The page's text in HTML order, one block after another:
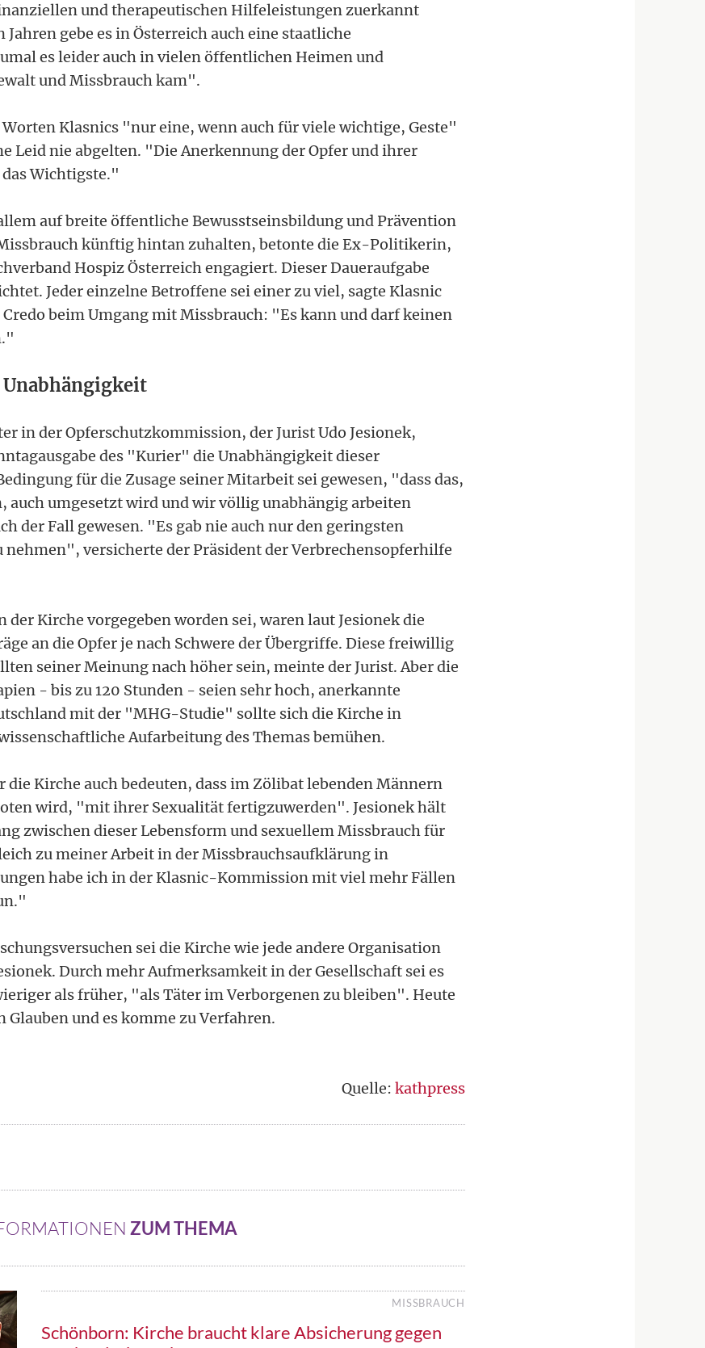
und therapeutischen Hilfeleistungen zuerkannt
gebe es in Österreich auch eine staatliche
es leider auch in vielen öffentlichen Heimen und
und Missbrauch kam".
Worten Klasnics "nur eine, wenn auch für viele wichtige, Geste"
Leid nie abgelten. "Die Anerkennung der Opfer und ihrer
Wichtigste."
auf breite öffentliche Bewusstseinsbildung und Prävention
künftig hintan zuhalten, betonte die Ex-Politikerin,
Hospiz Österreich engagiert. Dieser Daueraufgabe
Jeder einzelne Betroffene sei einer zu viel, sagte Klasnic
beim Umgang mit Missbrauch: "Es kann und darf keinen
in der Opferschutzkommission, der Jurist Udo Jesionek,
des "Kurier" die Unabhängigkeit dieser
für die Zusage seiner Mitarbeit sei gewesen, "dass das,
auch umgesetzt wird und wir völlig unabhängig arbeiten
der Fall gewesen. "Es gab nie auch nur den geringsten
nehmen", versicherte der Präsident der Verbrechensopferhilfe
der Kirche vorgegeben worden sei, waren laut Jesionek die
an die Opfer je nach Schwere der Übergriffe. Diese freiwillig
seiner Meinung nach höher sein, meinte der Jurist. Aber die
- bis zu 120 Stunden - seien sehr hoch, anerkannte
mit der "MHG-Studie" sollte sich die Kirche in
Aufarbeitung des Themas bemühen.
Kirche auch bedeuten, dass im Zölibat lebenden Männern
wird, "mit ihrer Sexualität fertigzuwerden". Jesionek hält
zwischen dieser Lebensform und sexuellem Missbrauch für
zu meiner Arbeit in der Missbrauchsaufklärung in
habe ich in der Klasnic-Kommission mit viel mehr Fällen
sei die Kirche wie jede andere Organisation
Durch mehr Aufmerksamkeit in der Gesellschaft sei es
als früher, "als Täter im Verborgenen zu bleiben". Heute
Glauben und es komme zu Verfahren.
Quelle: kathpress
ZUM THEMA
MISSBRAUCH
Schönborn: Kirche braucht klare Absicherung gegen